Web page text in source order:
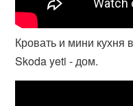
Кровать и мини
Skoda yeti - дом.